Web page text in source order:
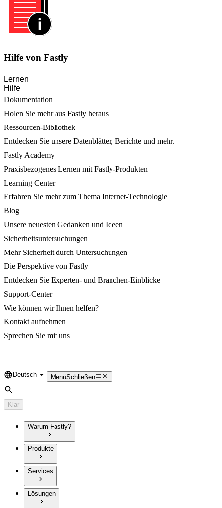
Hilfe von Fastly
Lernen
Hilfe
Dokumentation
Holen Sie mehr aus Fastly heraus
Ressourcen-Bibliothek
Entdecken Sie unsere Datenblätter, Berichte und mehr.
Fastly Academy
Praxisbezogenes Lernen mit Fastly-Produkten
Learning Center
Erfahren Sie mehr zum Thema Internet-Technologie
Blog
Unsere neuesten Gedanken und Ideen
Sicherheitsuntersuchungen
Mehr Sicherheit durch Untersuchungen
Die Perspektive von Fastly
Entdecken Sie Experten- und Branchen-Einblicke
Support-Center
Wie können wir Ihnen helfen?
Kontakt aufnehmen
Sprechen Sie mit uns
Language
Deutsch MenüSchließen
Suche
Klar
Warum Fastly?
Produkte
Services
Lösungen